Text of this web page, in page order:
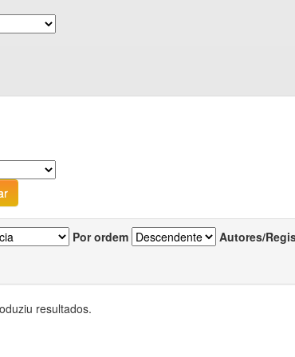
Por ordem Autores/
resultados.